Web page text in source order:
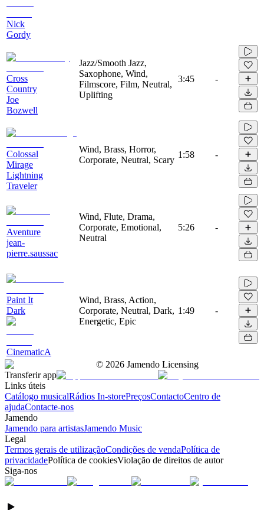
Nick
Gordy
Cross
Country
Joe
Bozwell
Jazz/Smooth Jazz,
Saxophone, Wind,
Filmscore, Film, Neutral,
Uplifting
3:45 -
Colossal
Mirage
Lightning
Traveler
Wind, Brass, Horror,
Corporate, Neutral, Scary
1:58 -
Aventure
jean-
pierre.saussac
Wind, Flute, Drama,
Corporate, Emotional,
Neutral
5:26 -
Paint It
Dark
CinematicA
Wind, Brass, Action,
Corporate, Neutral, Dark,
Energetic, Epic
1:49 -
© 2026 Jamendo Licensing
Transferir app
Links úteis
Catálogo musicalRádios In-storePreçosContactoCentro de
ajudaContacte-nos
Jamendo
Jamendo para artistasJamendo Music
Legal
Termos gerais de utilizaçãoCondições de vendaPolítica de
privacidadePolítica de cookiesViolação de direitos de autor
Siga-nos